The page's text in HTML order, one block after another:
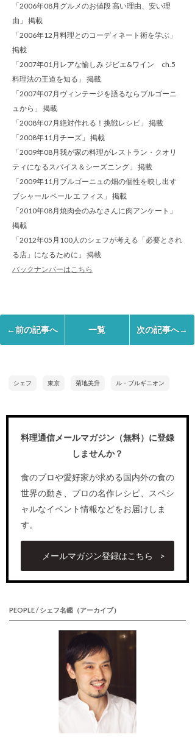
「2006年08月グルメのお値段 高い理由、安い理
由」 掲載
「2006年12月料理とのコーディネート術を学ぶ」
掲載
「2007年01月レアな愉しみ ジビエ&ワイン ch.5
料理法の王道を知る」 掲載
「2007年07月ヴィンテージを語るならブルゴーニ
ュから」 掲載
「2008年07月絶対作れる！挑戦レシピ」 掲載
「2008年11月チーズ」 掲載
「2009年08月我が家の料理がレストラン・クオリ
ティになるスパイス＆シーズニング」 掲載
「2009年11月ブルゴーニュの畑の個性を映し出す
ブシャール ペール エ フィス」 掲載
「2010年08月焼肉会のみなさんに肉アンケート」
掲載
「2012年05月100人のシェフが考える「必要とされ
る店」になるために」 掲載
バックナンバーはこちら
←前の記事へ 一覧 次の記事へ→
シェフ 東京 菊地美升 ル・ブルギニオン
料理通信メールマガジン（無料）に登録
しませんか？
食のプロや愛好家が求める国内外の食の
世界の動き、プロの名作レシピ、スペシ
ャルなイベント情報などをお届けしま
す。
メールマガジン登録はこちら
PEOPLE / シェフ名鑑（アーカイブ）